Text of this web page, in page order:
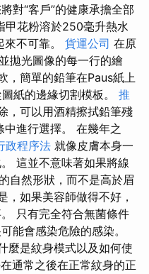
對“客戶”的健康承擔全部
甲花粉溶於250毫升熱水
不可靠。 貨運公司 在原
拋光圖像的每一行的繪
，簡單的鉛筆在Paus紙上
紙的邊緣切割模板。 推
，可以用酒精擦拭鉛筆殘
進行選擇。 在幾年之
政程序法 就像皮膚本身一
這並不意味著如果將線
自然形狀，而不是高於眉
，如果美容師做得不好，
只有完全符合無菌條件
能會感染危險的感染。
麼是紋身模式以及如何使
通常之後在正常紋身的正